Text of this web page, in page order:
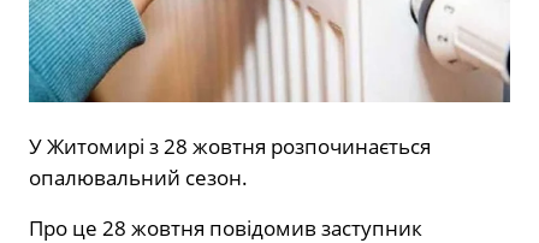
У Житомирі з 28 жовтня розпочинається
опалювальний сезон.
Про це 28 жовтня повідомив заступник